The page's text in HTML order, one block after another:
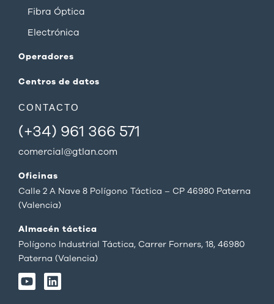
Fibra Óptica
Electrónica
Operadores
Centros de datos
CONTACTO
(+34) 961 366 571
comercial@gtlan.com
Oficinas
Calle 2 A Nave 8 Polígono Táctica – CP 46980 Paterna
(Valencia)
Almacén táctica
Polígono Industrial Táctica, Carrer Forners, 18, 46980
Paterna (Valencia)
Y
o
L
i